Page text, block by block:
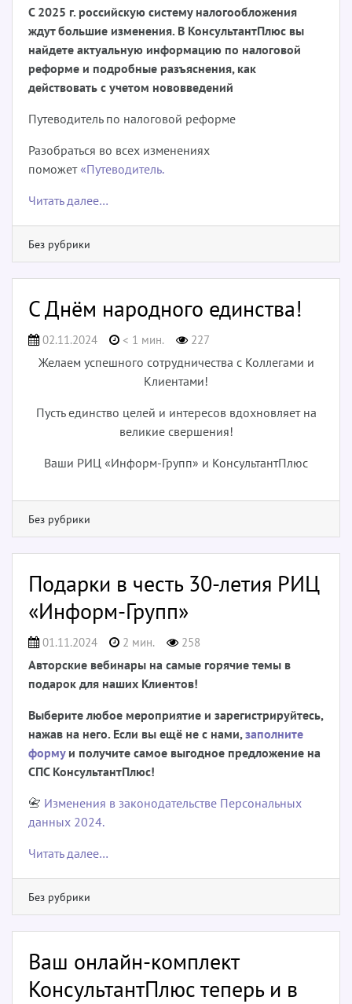
С 2025 г. российскую систему налогообложения
ждут большие изменения. В КонсультантПлюс вы
найдете актуальную информацию по налоговой
реформе и подробные разъяснения, как
действовать с учетом нововведений
Путеводитель по налоговой реформе
Разобраться во всех изменениях
поможет«Путеводитель.
Читать далее…
Без рубрики
С Днём народного единства!
02.11.2024 < 1 мин. 227
Желаем успешного сотрудничества с Коллегами и
Клиентами!
Пусть единство целей и интересов вдохновляет на
великие свершения!
Ваши РИЦ «Информ-Групп» и КонсультантПлюс
Без рубрики
Подарки в честь 30-летия РИЦ
«Информ-Групп»
01.11.2024 2 мин. 258
Авторские вебинары на самые горячие темы в
подарок для наших Клиентов!
Выберите любое мероприятие и зарегистрируйтесь,
нажав на него. Если вы ещё не с нами, заполните
формуи получите самое выгодное предложение на
СПС КонсультантПлюс!
📇 Изменения в законодательстве Персональных
данных 2024.
Читать далее…
Без рубрики
Ваш онлайн-комплект
КонсультантПлюс теперь и в